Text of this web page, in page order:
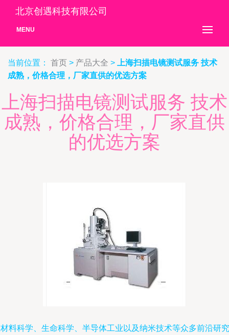
北京创遇科技有限公司
MENU
当前位置： 首页 > 产品大全 >
上海扫描电镜测试服务 技术
成熟，价格合理，厂家直供的优选方案
上海扫描电镜测试服务 技术
成熟，价格合理，厂家直供
的优选方案
料科学、生命科学、半导体工业以及纳米技术等众多前沿研究